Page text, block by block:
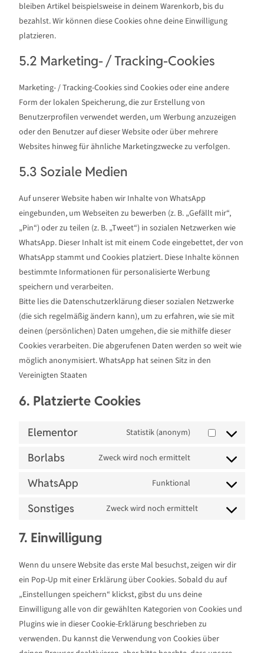
bleiben Artikel beispielsweise in deinem Warenkorb, bis du
bezahlst. Wir können diese Cookies ohne deine Einwilligung
platzieren.
5.2 Marketing- / Tracking-Cookies
Marketing- / Tracking-Cookies sind Cookies oder eine andere
Form der lokalen Speicherung, die zur Erstellung von
Benutzerprofilen verwendet werden, um Werbung anzuzeigen
oder den Benutzer auf dieser Website oder über mehrere
Websites hinweg für ähnliche Marketingzwecke zu verfolgen.
5.3 Soziale Medien
Auf unserer Website haben wir Inhalte von WhatsApp
eingebunden, um Webseiten zu bewerben (z. B. „Gefällt mir“,
„Pin“) oder zu teilen (z. B. „Tweet“) in sozialen Netzwerken wie
WhatsApp. Dieser Inhalt ist mit einem Code eingebettet, der von
WhatsApp stammt und Cookies platziert. Diese Inhalte können
bestimmte Informationen für personalisierte Werbung
speichern und verarbeiten.
Bitte lies die Datenschutzerklärung dieser sozialen Netzwerke
(die sich regelmäßig ändern kann), um zu erfahren, wie sie mit
deinen (persönlichen) Daten umgehen, die sie mithilfe dieser
Cookies verarbeiten. Die abgerufenen Daten werden so weit wie
möglich anonymisiert. WhatsApp hat seinen Sitz in den
Vereinigten Staaten
6. Platzierte Cookies
Elementor Statistik (anonym)
Borlabs Zweck wird noch ermittelt
WhatsApp Funktional
Sonstiges Zweck wird noch ermittelt
7. Einwilligung
Wenn du unsere Website das erste Mal besuchst, zeigen wir dir
ein Pop-Up mit einer Erklärung über Cookies. Sobald du auf
„Einstellungen speichern“ klickst, gibst du uns deine
Einwilligung alle von dir gewählten Kategorien von Cookies und
Plugins wie in dieser Cookie-Erklärung beschrieben zu
verwenden. Du kannst die Verwendung von Cookies über